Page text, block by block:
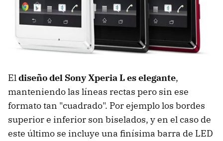
Eldiseño del Sony Xperia L es elegante,
manteniendo las líneas rectas pero sin ese
formato tan "cuadrado". Por ejemplo los bordes
superior e inferior son biselados, y en el caso de
este último se incluye una finísima barra de LED